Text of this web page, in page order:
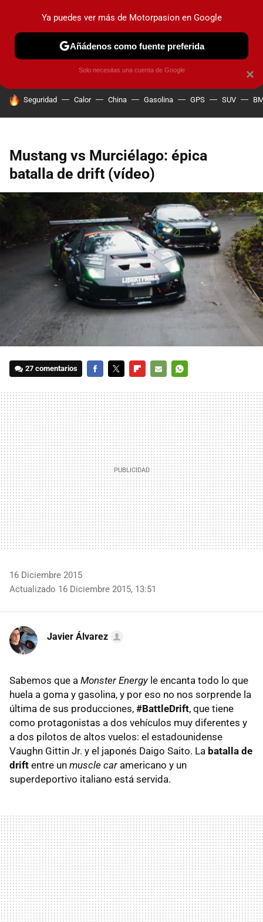
PRUEBAS COCHES ELÉCTRICOS OBSERVATORIO
HOY SE HABLA DE
Seguridad Calor China Gasolina GPS SUV
Mustang vs Murciélago: épica
batalla de drift (vídeo)
27 comentarios
MAIL
16 Diciembre 2015
Actualizado 16 Diciembre 2015, 13:51
Javier Álvarez
Sabemos que a Monster Energyle encanta todo lo que
huela a goma y gasolina, y por eso no nos sorprende la
última de sus producciones, #BattleDrift, que tiene
como protagonistas a dos vehículos muy diferentes y
a dos pilotos de altos vuelos: el estadounidense
Vaughn Gittin Jr. y el japonés Daigo Saito. La batalla de
drift entre un muscle car americano y un
superdeportivo italiano está servida.
×
Ya puedes ver más de Motorpasion en Google
Añádenos como fuente preferida
Solo necesitas una cuenta de Google